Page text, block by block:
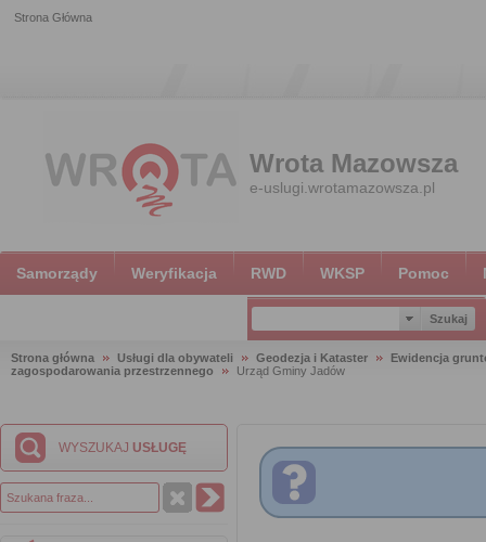
Strona Główna
Wrota Mazowsza
e-uslugi.wrotamazowsza.pl
Samorządy Weryfikacja RWD WKSP Pomoc
Strona główna Usługi dla obywateli Geodezja i Kataster
Ewidencja
zagospodarowania przestrzennego
Urząd Gminy Jadów
WYSZUKAJ USŁUGĘ